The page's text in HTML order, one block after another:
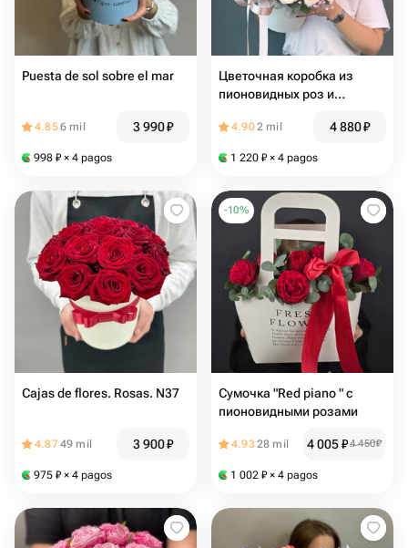
Puesta de sol sobre el mar
4.856 mil 3 990₽
998 ₽ × 4 pagos
Цветочная коробка из
пионовидных роз и
4.902 mil 4 880₽
1 220 ₽ × 4 pagos
Cajas de flores. Rosas. N37
4.8749 mil 3 900₽
975 ₽ × 4 pagos
-10%
Сумочка "Red piano ️" с
пионовидными розами
4.9328 mil 4 005₽4 450₽
1 002 ₽ × 4 pagos